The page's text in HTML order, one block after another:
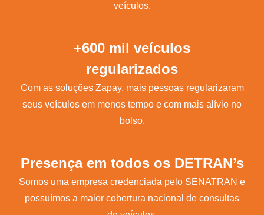
veículos.
+600 mil veículos
regularizados
Com as soluções Zapay, mais pessoas regularizaram
seus veículos em menos tempo e com mais alívio no
bolso.
Presença em todos os DETRAN’s
Somos uma empresa credenciada pelo SENATRAN e
possuímos a maior cobertura nacional de consultas